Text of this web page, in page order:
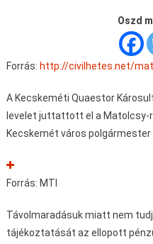
Oszd
Forrás: http://civilhetes.net/
A Kecskeméti Quaestor
levelet juttattott el a Matolcsy-
Kecskemét város polgármester
Forrás: MTI
Távolmaradásuk miatt nem
tájékoztatását az ellopott